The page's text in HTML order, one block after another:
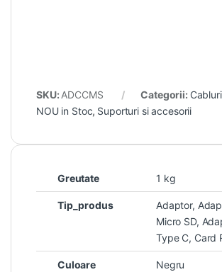
SKU: ADCCMS Categorii:
NOU in Stoc, Suporturi si accesorii
Greutate 1 kg
Tip_produs
Adaptor,
Micro SD,
Type C, Card
Culoare Negru